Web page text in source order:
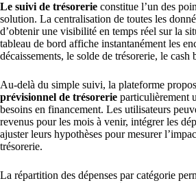
Le suivi de trésorerie constitue l’un des
solution. La centralisation de toutes les
d’obtenir une visibilité en temps réel sur la
tableau de bord affiche instantanément les
décaissements, le solde de trésorerie, le cash
Au-delà du simple suivi, la plateforme
prévisionnel de trésorerie particulièrement
besoins en financement. Les utilisateurs
revenus pour les mois à venir, intégrer les
ajuster leurs hypothèses pour mesurer
trésorerie.
La répartition des dépenses par catégorie